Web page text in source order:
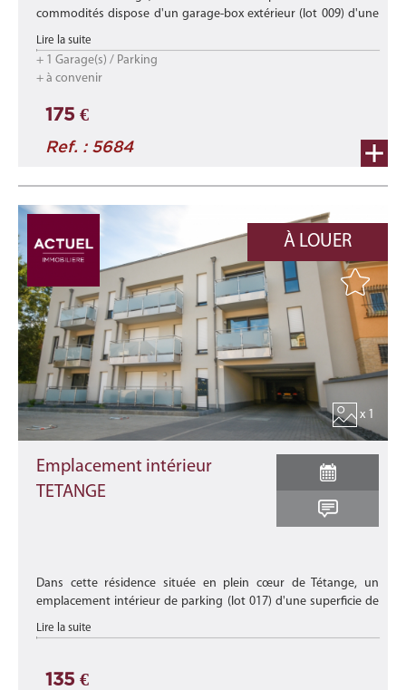
commodités dispose d'un garage-box extérieur (lot 009) d'une
superficie de +/- 17,20 m2.
Disponibilité : de suite
***
Loca ...
Lire la suite
+ 1 Garage(s) / Parking
+ à convenir
175 €
Ref. : 5684
À LOUER
x 1
Emplacement intérieur
TETANGE
Dans cette résidence située en plein cœur de Tétange, un
emplacement intérieur de parking (lot 017) d'une superficie de
+/- 14,30 m2 est disponible à la location.
Lire la suite
135 €